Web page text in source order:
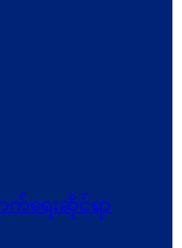
ရေးဆိုင်ရာ